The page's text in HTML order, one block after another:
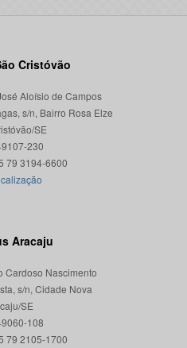
Cristóvão
Aloísio de Campos
s/n, Bairro Rosa Elze
SE
230
Aracaju
Cardoso Nascimento
s/n, Cidade Nova
SE
108